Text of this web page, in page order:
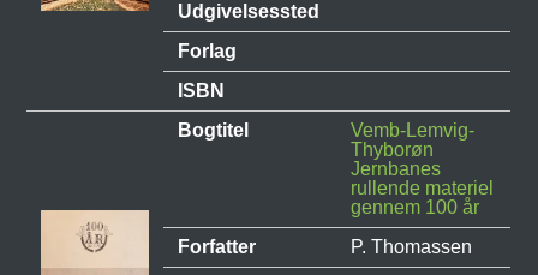
Udgivelsessted
Forlag
ISBN
Bogtitel
Vemb-Lemvig-
Thyborøn
Jernbanes
rullende materiel
gennem 100 år
Forfatter
P. Thomassen